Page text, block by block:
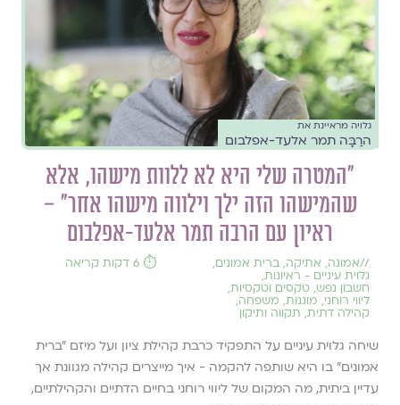
גלויה מראיינת את
הרַבָּה תמר אלעד-אפלבום
"המטרה שלי היא לא ללוות מישהו, אלא
שהמישהו הזה ילך וילווה מישהו אחר" –
ראיון עם הרבה תמר אלעד-אפלבום
//אמונה, אתיקה, ברית אמונים,
גלוית עיניים - ראיונות,
חשבון נפש, טקסים וטקסיות,
ליווי רוחני, מוגנות, משפחה,
קהילה דתית, תקווה ותיקון
⏱️ 6 דקות קריאה
שיחה גלוית עיניים על התפקיד כרבת קהילת ציון ועל מיזם ״ברית
אמונים״ בו היא שותפה להקמה - איך מייצרים קהילה מגוונת אך
עדיין ביתית, מה המקום של ליווי רוחני בחיים הדתיים והקהילתיים,